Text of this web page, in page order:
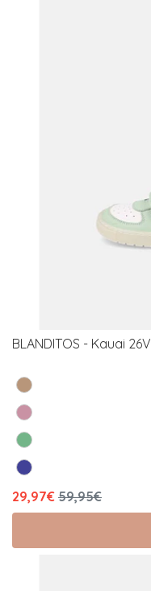
BLANDITOS - Kauai 26V
29,97€ 59,95€